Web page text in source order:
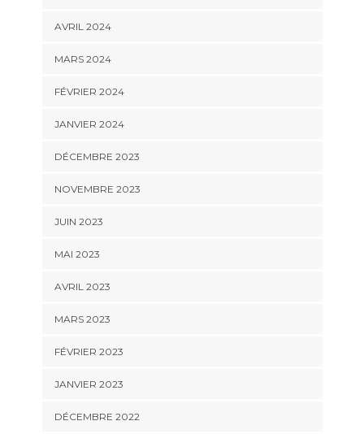
AVRIL 2024
MARS 2024
FÉVRIER 2024
JANVIER 2024
DÉCEMBRE 2023
NOVEMBRE 2023
JUIN 2023
MAI 2023
AVRIL 2023
MARS 2023
FÉVRIER 2023
JANVIER 2023
DÉCEMBRE 2022